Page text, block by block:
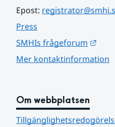
Epost:
Press
SMHIs frågeforum
Mer kontaktinformation
Om webbplatsen